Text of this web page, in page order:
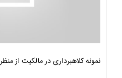
نمونه کلاهبرداری در مالکیت از